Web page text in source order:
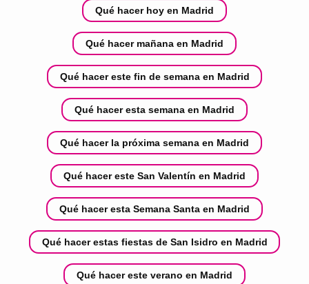
Qué hacer hoy en Madrid
Qué hacer mañana en Madrid
Qué hacer este fin de semana en Madrid
Qué hacer esta semana en Madrid
Qué hacer la próxima semana en Madrid
Qué hacer este San Valentín en Madrid
Qué hacer esta Semana Santa en Madrid
Qué hacer estas fiestas de San Isidro en Madrid
Qué hacer este verano en Madrid